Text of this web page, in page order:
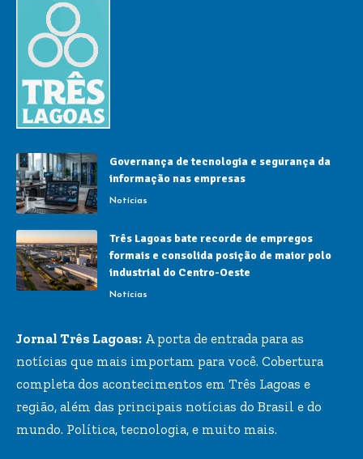
Governança de tecnologia e segurança da
informação nas empresas
Notícias
Três Lagoas bate recorde de empregos
formais e consolida posição de maior polo
industrial do Centro-Oeste
Notícias
Jornal Três Lagoas: A porta de entrada para as
notícias que mais importam para você. Cobertura
completa dos acontecimentos em Três Lagoas e
região, além das principais notícias do Brasil e do
mundo. Política, tecnologia, e muito mais.